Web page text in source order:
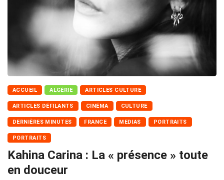
ACCUEIL ALGÉRIE ARTICLES CULTURE
ARTICLES DÉFILANTS CINÉMA CULTURE
DERNIÈRES MINUTES FRANCE MEDIAS PORTRAITS
PORTRAITS
Kahina Carina : La « présence » toute
en douceur